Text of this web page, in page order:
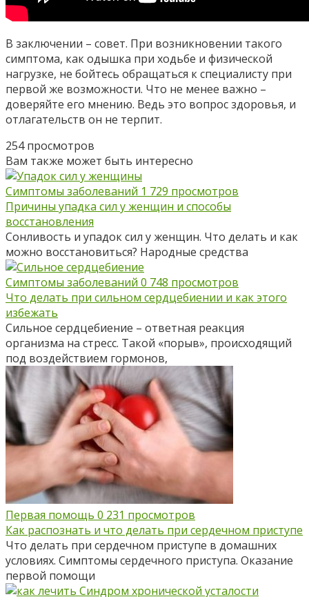
В заключении – совет. При возникновении такого
симптома, как одышка при ходьбе и физической
нагрузке, не бойтесь обращаться к специалисту при
первой же возможности. Что не менее важно –
доверяйте его мнению. Ведь это вопрос здоровья, и
отлагательств он не терпит.
254 просмотров
Вам также может быть интересно
Симптомы заболеваний 1 729 просмотров
Причины упадка сил у женщин и способы
восстановления
Сонливость и упадок сил у женщин. Что делать и как
можно восстановиться? Народные средства
Симптомы заболеваний 0 748 просмотров
Что делать при сильном сердцебиении и как этого
избежать
Сильное сердцебиение – ответная реакция
организма на стресс. Такой «порыв», происходящий
под воздействием гормонов,
Первая помощь 0 231 просмотров
Как распознать и что делать при сердечном приступе
Что делать при сердечном приступе в домашних
условиях. Симптомы сердечного приступа. Оказание
первой помощи